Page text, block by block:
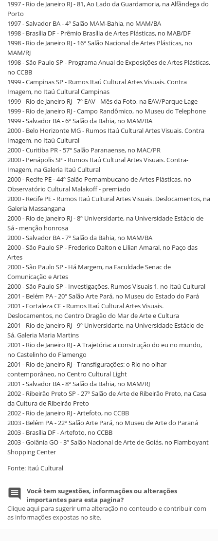
1997 - Rio de Janeiro RJ - 81, Ao Lado da Guardamoria, na Alfândega do
Porto
1997 - Salvador BA - 4º Salão MAM-Bahia, no MAM/BA
1998 - Brasília DF - Prêmio Brasília de Artes Plásticas, no MAB/DF
1998 - Rio de Janeiro RJ - 16º Salão Nacional de Artes Plásticas, no
MAM/RJ
1998 - São Paulo SP - Programa Anual de Exposições de Artes Plásticas,
no CCBB
1999 - Campinas SP - Rumos Itaú Cultural Artes Visuais. Contra
Imagem, no Itaú Cultural Campinas
1999 - Rio de Janeiro RJ - 7º EAV - Mês da Foto, na EAV/Parque Lage
1999 - Rio de Janeiro RJ - Campo Randômico, no Museu do Telephone
1999 - Salvador BA - 6º Salão da Bahia, no MAM/BA
2000 - Belo Horizonte MG - Rumos Itaú Cultural Artes Visuais. Contra
Imagem, no Itaú Cultural
2000 - Curitiba PR - 57º Salão Paranaense, no MAC/PR
2000 - Penápolis SP - Rumos Itaú Cultural Artes Visuais. Contra-
Imagem, na Galeria Itaú Cultural
2000 - Recife PE - 44º Salão Pernambucano de Artes Plásticas, no
Observatório Cultural Malakoff - premiado
2000 - Recife PE - Rumos Itaú Cultural Artes Visuais. Deslocamentos, na
Galeria Massangana
2000 - Rio de Janeiro RJ - 8º Universidarte, na Universidade Estácio de
Sá - menção honrosa
2000 - Salvador BA - 7º Salão da Bahia, no MAM/BA
2000 - São Paulo SP - Frederico Dalton e Lilian Amaral, no Paço das
Artes
2000 - São Paulo SP - Há Margem, na Faculdade Senac de
Comunicação e Artes
2000 - São Paulo SP - Investigações. Rumos Visuais 1, no Itaú Cultural
2001 - Belém PA - 20º Salão Arte Pará, no Museu do Estado do Pará
2001 - Fortaleza CE - Rumos Itaú Cultural Artes Visuais.
Deslocamentos, no Centro Dragão do Mar de Arte e Cultura
2001 - Rio de Janeiro RJ - 9º Universidarte, na Universidade Estácio de
Sá. Galeria Maria Martins
2001 - Rio de Janeiro RJ - A Trajetória: a construção do eu no mundo,
no Castelinho do Flamengo
2001 - Rio de Janeiro RJ - Transfigurações: o Rio no olhar
contemporâneo, no Centro Cultural Light
2001 - Salvador BA - 8º Salão da Bahia, no MAM/RJ
2002 - Ribeirão Preto SP - 27º Salão de Arte de Ribeirão Preto, na Casa
da Cultura de Ribeirão Preto
2002 - Rio de Janeiro RJ - Artefoto, no CCBB
2003 - Belém PA - 22º Salão Arte Pará, no Museu de Arte do Paraná
2003 - Brasília DF - Artefoto, no CCBB
2003 - Goiânia GO - 3º Salão Nacional de Arte de Goiás, no Flamboyant
Shopping Center
Fonte: Itaú Cultural
Você tem sugestões, informações ou alterações
importantes para esta pagina?
Clique aqui para sugerir uma alteração no conteudo e contribuir com
as informações expostas no site.